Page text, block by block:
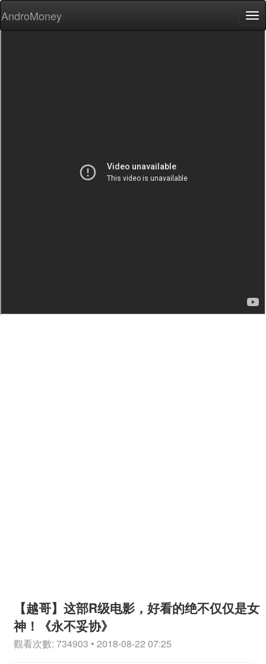
AndroMoney
【越哥】这部R级电影，好看的绝不仅仅是女
神！《永不妥协》
觀看次數: 734903 • 2018-08-22 07:25